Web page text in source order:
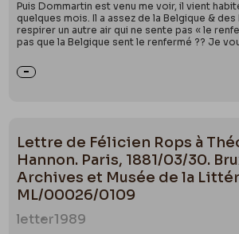
Puis Dommartin est venu me voir, il vient
quelques mois. Il a assez de la Belgique &
respirer un autre air qui ne sente pas « le
pas que la Belgique sent le renfermé ?? Je
Lettre de Félicien Rops à
Hannon. Paris, 1881/03/30.
Archives et Musée de la
ML/00026/0109
letter1989